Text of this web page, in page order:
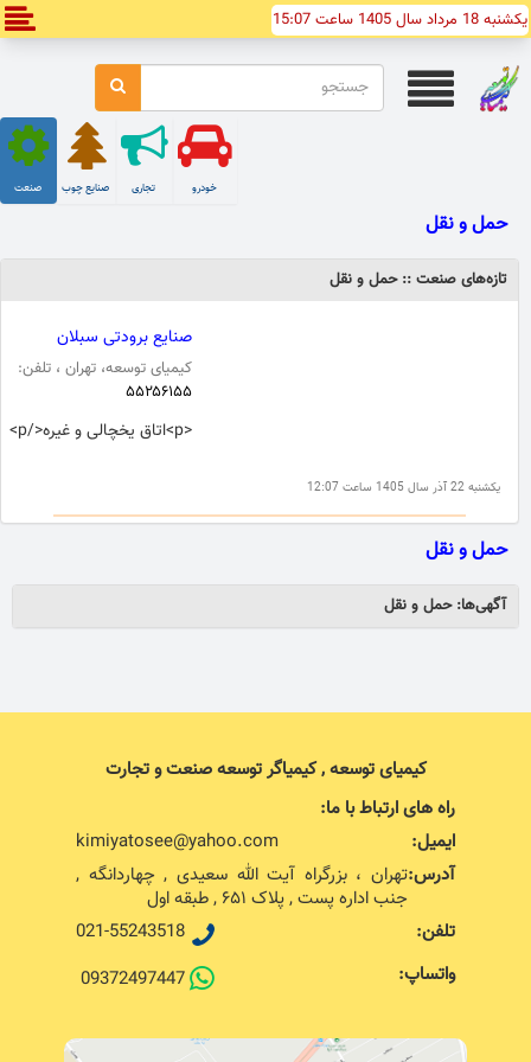
یکشنبه 18 مرداد سال 1405 ساعت 15:07
صنعت صنایع چوب تجاری خودرو
حمل و نقل
تازه‌های صنعت :: حمل و نقل
یکشنبه 22 آذر سال 1405 ساعت 12:07
صنایع برودتی سبلان
کیمیای توسعه، تهران ، تلفن:
۵۵۲۵۶۱۵۵
<p>اتاق یخچالی و غیره</p>
حمل و نقل
آگهی‌ها: حمل و نقل
کیمیای توسعه , کیمیاگر توسعه صنعت و تجارت
راه های ارتباط با ما:
ایمیل:
kimiyatosee@yahoo.com
آدرس:تهران ، بزرگراه آیت الله سعیدی , چهاردانگه ,
جنب اداره پست , پلاک ۶۵۱ , طبقه اول
تلفن:
021-55243518
واتساپ:
09372497447